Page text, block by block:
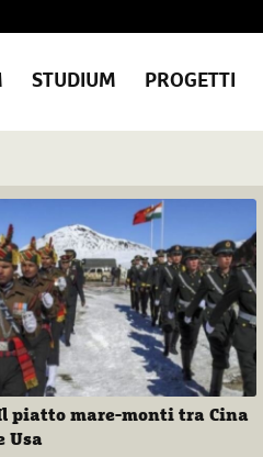
STUDIUM PROGETTI
piatto mare-monti tra Cina
Usa